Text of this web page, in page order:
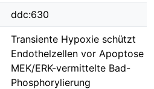
ddc:630
Transiente Hypoxie schützt
Endothelzellen vor Apoptose
MEK/ERK-vermittelte Bad-
Phosphorylierung